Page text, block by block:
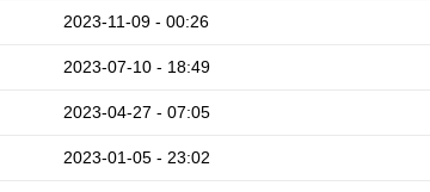
2023-11-09 - 00:26
2023-07-10 - 18:49
2023-04-27 - 07:05
2023-01-05 - 23:02